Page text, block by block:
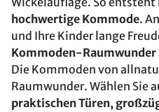
hochwertige Kommode.
und Ihre Kinder lange
Kommoden-
Die Kommoden von
Raumwunder. Wählen Sie
praktischen Türen,